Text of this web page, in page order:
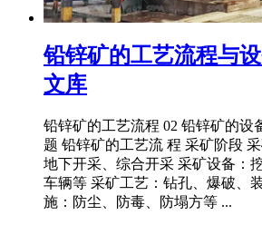
铅锌矿的工艺流程与
文库
铅锌矿的工艺流程 02 铅锌矿的设
题 铅锌矿的工艺流 程 采矿阶段
地下开采、综合开采 采矿设备：
车辆等 采矿工艺：钻孔、爆破、
施：防尘、防毒、防塌方等 ...